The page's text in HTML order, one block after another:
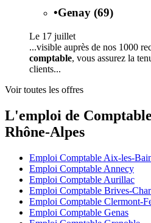
•Genay (69)
Le 17 juillet
...visible auprès de nos 1000
comptable, vous assurez la
clients...
Voir toutes les offres
L'emploi de
Rhône-Alpes
Emploi Comptable Aix-les-
Emploi Comptable Annecy
Emploi Comptable Aurillac
Emploi Comptable Brives-
Emploi Comptable Clermont-
Emploi Comptable Genas